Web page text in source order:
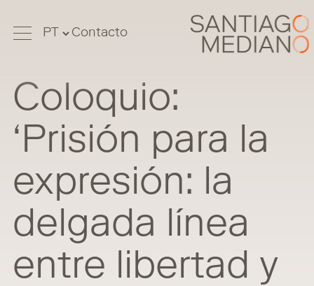
Contacto
Coloquio:
‘Prisión para la
expresión: la
delgada línea
entre libertad y